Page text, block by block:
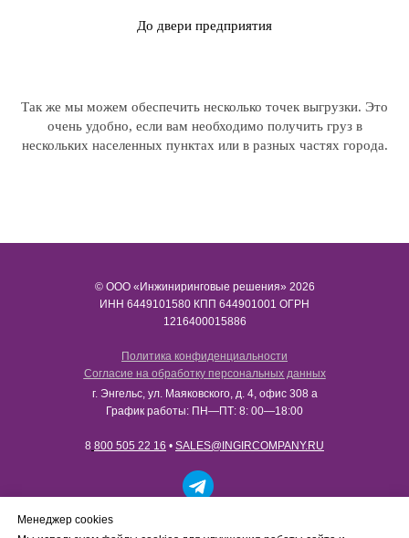
Менеджер cookies
До двери предприятия
Так же мы можем обеспечить несколько точек выгрузки. Это
очень удобно, если вам необходимо получить груз в
нескольких населенных пунктах или в разных частях города.
© ООО «Инжиниринговые решения» 2026
ИНН​​​​​​​ 6449101580 КПП 644901001 ОГРН
1216400015886
Политика конфиденциальности
Согласие на обработку персональных данных
Работаем только с юридическими лицами в рамках
B2B-сотрудничества. Сайт носит информационный
г. Энгельс, ул. Маяковского, д. 4, офис 308 а
График работы: ПН—ПТ: 8: 00—18:00
8 800 505 22 16 • SALES@INGIRCOMPANY.RU